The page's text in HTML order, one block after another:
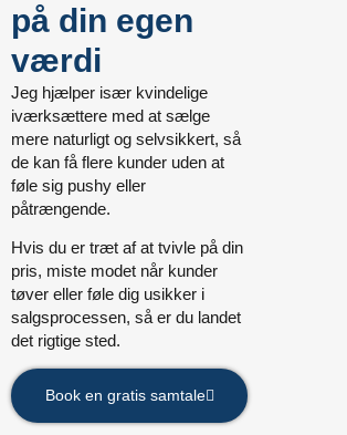
på din egen
værdi
Jeg hjælper især kvindelige
iværksættere med at sælge
mere naturligt og selvsikkert, så
de kan få flere kunder uden at
føle sig pushy eller
påtrængende.
Hvis du er træt af at tvivle på din
pris, miste modet når kunder
tøver eller føle dig usikker i
salgsprocessen, så er du landet
det rigtige sted.
Book en gratis samtale